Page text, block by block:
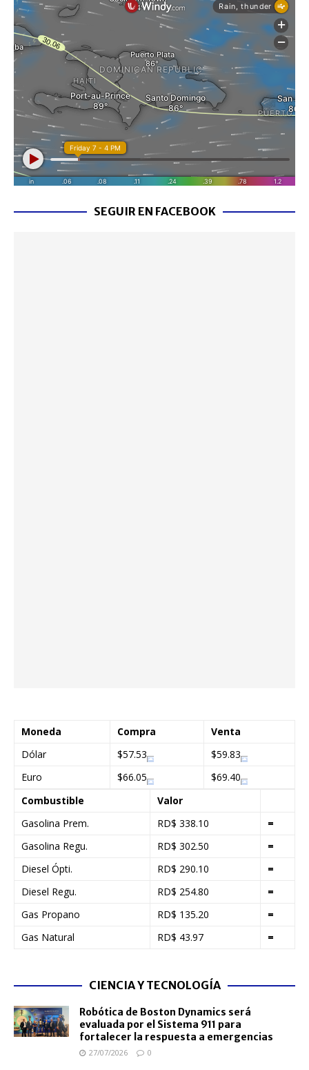
SEGUIR EN FACEBOOK
Moneda Compra
Venta
Dólar
$57.53
$59.83
Euro
$66.05
$69.40
Combustible
Valor
Gasolina Prem.
RD$ 338.10
=
Gasolina Regu.
RD$ 302.50
=
Diesel Ópti.
RD$ 290.10
=
Diesel Regu.
RD$ 254.80
=
Gas Propano
RD$ 135.20
=
Gas Natural
RD$ 43.97 =
CIENCIA Y TECNOLOGÍA
Robótica de Boston Dynamics será
evaluada por el Sistema 911 para
fortalecer la respuesta a emergencias
27/07/2026 0